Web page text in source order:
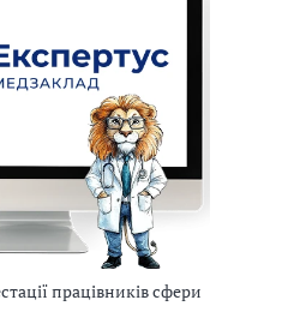
працівників сфери